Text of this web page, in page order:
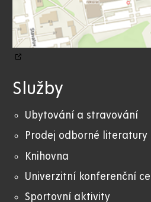
Služby
Ubytování a stravování
Prodej odborné literatury
Knihovna
Univerzitní konferenční
Sportovní aktivity